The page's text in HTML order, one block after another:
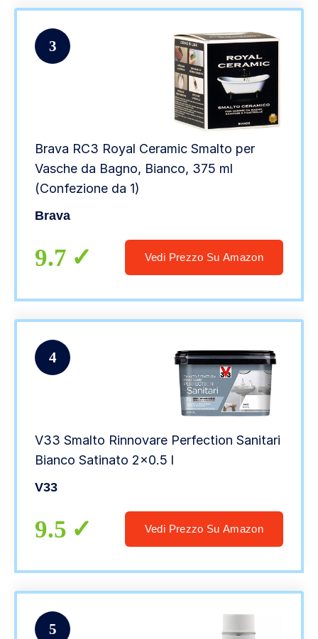
3
Brava RC3 Royal Ceramic Smalto per
Vasche da Bagno, Bianco, 375 ml
(Confezione da 1)
Brava
9.7 Vedi Prezzo Su Amazon
4
V33 Smalto Rinnovare Perfection Sanitari
Bianco Satinato 2×0.5 l
V33
9.5 Vedi Prezzo Su Amazon
5